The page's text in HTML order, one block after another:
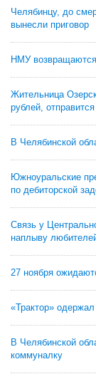
Челябинцу, до
вынесли приговор
НМУ
Жительница
рублей,
В Челябинской
Южноуральские
по дебиторской
Связь у
наплыву
27 ноября
«Трактор»
В Челябинской
коммуналку